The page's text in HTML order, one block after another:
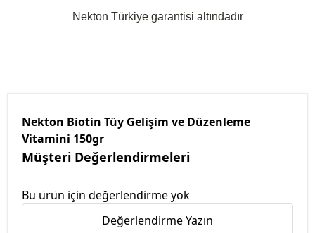
Nekton Türkiye garantisi altındadır
Nekton Biotin Tüy Gelişim ve Düzenleme
Vitamini 150gr
Müşteri Değerlendirmeleri
Bu ürün için değerlendirme yok
Değerlendirme Yazın